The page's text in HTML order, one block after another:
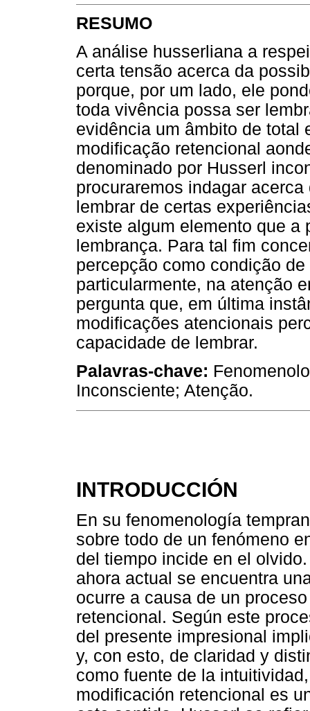
RESUMO
A análise husserliana a
certa tensão acerca da
porque, por um lado, ele
toda vivência possa ser
evidência um âmbito de total
modificação retencional
denominado por Husserl
procuraremos indagar
lembrar de certas
existe algum elemento que a
lembrança. Para tal fim
percepção como condição
particularmente, na atenção
pergunta que, em última
modificações atencionais
capacidade de lembrar.
Palavras-chave:
Inconsciente; Atenção.
INTRODUCCIÓN
En su fenomenología
sobre todo de un fenómeno
del tiempo incide en el
ahora actual se encuentra
ocurre a causa de un
retencional. Según este
del presente impresional
y, con esto, de claridad y
como fuente de la
modificación retencional es